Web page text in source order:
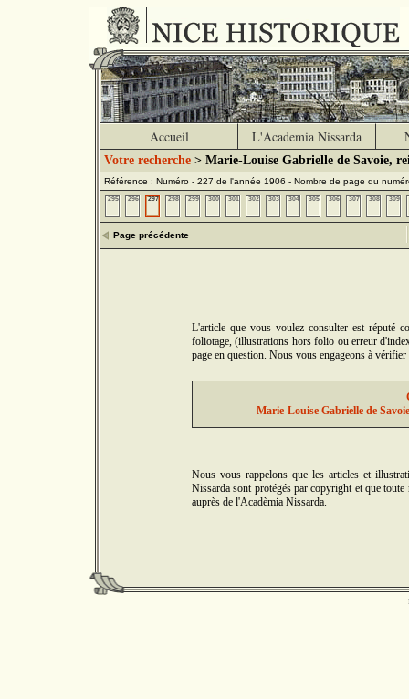
Accueil L'Academia Nissarda
Votre recherche > Marie-Louise Gabrielle de Savoie,
Référence : Numéro - 227 de l'année 1906 - Nombre de page du
295 296 297 298 299 300 301 302 303 304 305 306 307 308 309
Page précédente
L'article que vous voulez consulter est réputé
foliotage, (illustrations hors folio ou erreur
page en question. Nous vous engageons à
Marie-Louise Gabrielle de
Nous vous rappelons que les articles et
Nissarda sont protégés par copyright et que
auprès de l'Acadèmia Nissarda.